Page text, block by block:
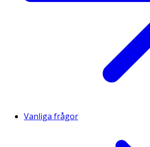
Vanliga frågor